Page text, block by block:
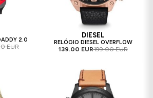
2.0
EUR
DIESEL
RELÓGIO DIESEL OVERFLOW
139.00 EUR199.00 EUR